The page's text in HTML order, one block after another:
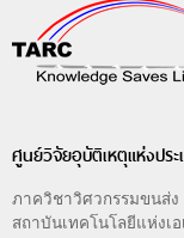
ศูนย์วิจัยอุบัติเหตุแห่งประ
ภาควิชาวิศวกรรมขนส่ง
สถาบันเทคโนโลยีแห่งเอ